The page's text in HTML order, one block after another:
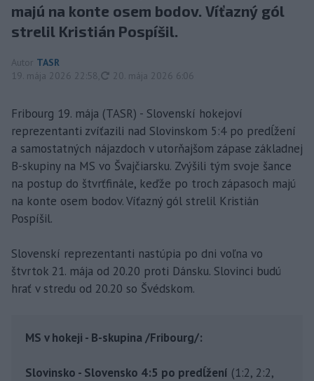
majú na konte osem bodov. Víťazný gól
strelil Kristián Pospíšil.
Autor TASR
19. mája 2026 22:58
aktualizované
20. mája 2026 6:06
Fribourg 19. mája (TASR) - Slovenskí hokejoví
reprezentanti zvíťazili nad Slovinskom 5:4 po predĺžení
a samostatných nájazdoch v utorňajšom zápase základnej
B-skupiny na MS vo Švajčiarsku. Zvýšili tým svoje šance
na postup do štvrťfinále, keďže po troch zápasoch majú
na konte osem bodov. Víťazný gól strelil Kristián
Pospíšil.
Slovenskí reprezentanti nastúpia po dni voľna vo
štvrtok 21. mája od 20.20 proti Dánsku. Slovinci budú
hrať v stredu od 20.20 so Švédskom.
MS v hokeji - B-skupina /Fribourg/:
Slovinsko - Slovensko 4:5 po predĺžení (1:2, 2:2,